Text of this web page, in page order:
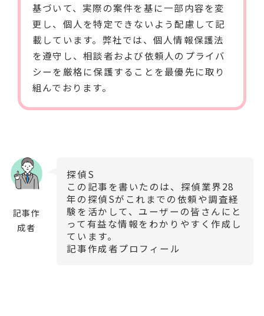
基づいて、実際の案件を基に一部内容を変
更し、個人を特定できないよう配慮して記
載しています。弊社では、個人情報保護法
を遵守し、相談者および依頼人のプライバ
シーを厳格に保護することを最優先に取り
組んでおります。
記事作
成者
探偵S
この記事を書いたのは、探偵業界28
年の探偵Sがこれまでの依頼や調査経
験を活かして、ユーザーの皆さんにと
って有益な情報をわかりやすく作成し
ています。
記事作成者プロフィール